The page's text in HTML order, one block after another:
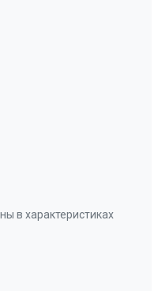
в характеристиках